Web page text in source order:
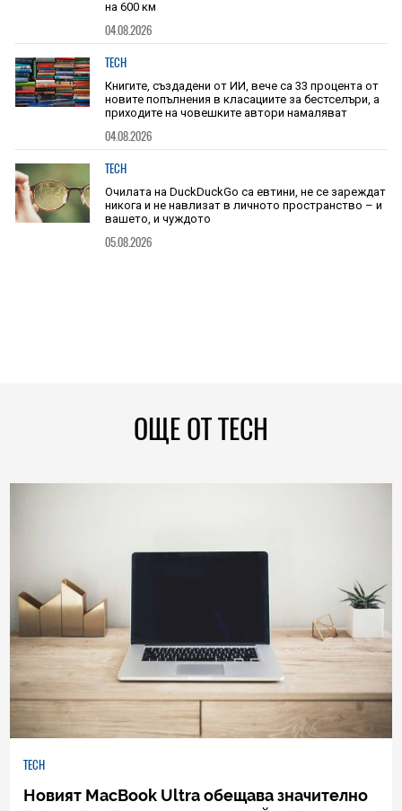
на 600 км
04.08.2026
TECH
Книгите, създадени от ИИ, вече са 33 процента от
новите попълнения в класациите за бестселъри, а
приходите на човешките автори намаляват
04.08.2026
TECH
Очилата на DuckDuckGo са евтини, не се зареждат
никога и не навлизат в личното пространство – и
вашето, и чуждото
05.08.2026
ОЩЕ ОТ TECH
TECH
Новият MacBook Ultra обещава значително